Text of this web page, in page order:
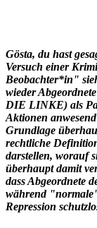
Gösta, du hast
Versuch einer
Beobachter*in"
wieder
DIE LINKE) als
Aktionen
Grundlage
rechtliche
darstellen, worauf
überhaupt damit
dass Abgeordnete
während
Repression